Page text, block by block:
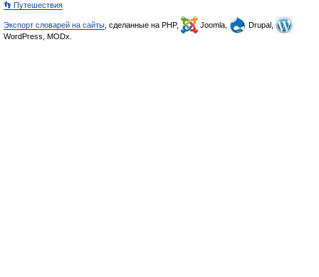
👣 Путешествия
Экспорт словарей на сайты , сделанные на PHP, Joomla,
Drupal,
WordPress, MODx.